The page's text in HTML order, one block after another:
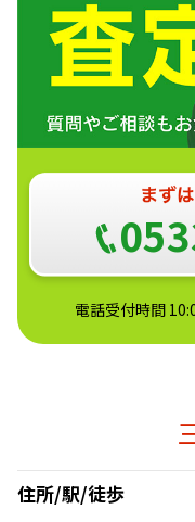
電話受付時間
住所/駅/徒歩